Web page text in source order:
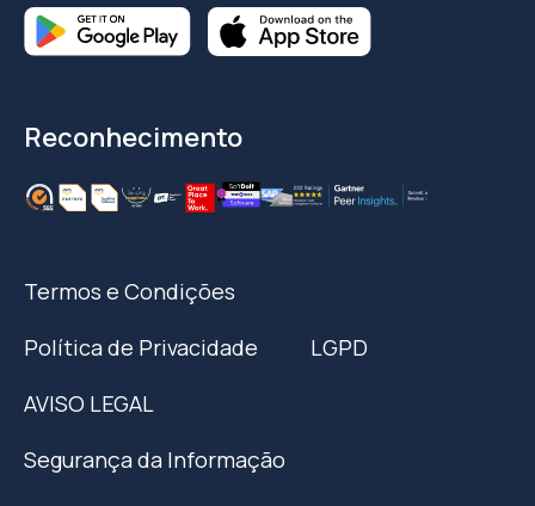
Reconhecimento
Termos e Condições
Política de Privacidade
LGPD
AVISO LEGAL
Segurança da Informação